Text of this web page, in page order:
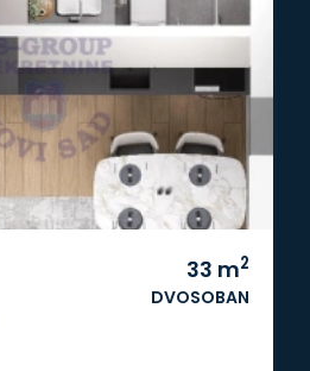
33 m2
DVOSOBAN